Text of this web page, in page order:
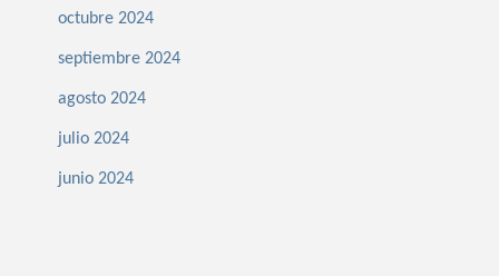
octubre 2024
septiembre 2024
agosto 2024
julio 2024
junio 2024